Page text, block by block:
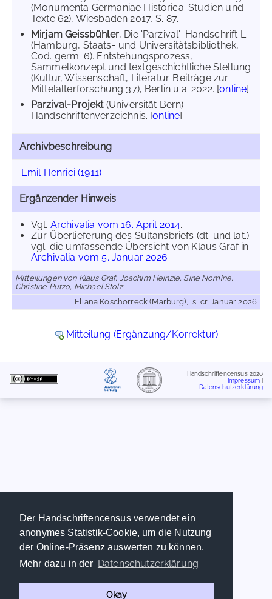
Der Handschriftencensus verwendet ein
anonymes Statistik-Cookie, um die Nutzung
der Online-Präsenz auswerten zu können.
Mehr dazu in der Datenschutzerklärung
Okay
(Monumenta Germaniae Historica. Studien und
Texte 62), Wiesbaden 2017, S. 87.
Mirjam Geissbühler, Die 'Parzival'-Handschrift L
(Hamburg, Staats- und Universitätsbibliothek,
Cod. germ. 6). Entstehungsprozess,
Sammelkonzept und textgeschichtliche Stellung
(Kultur, Wissenschaft, Literatur. Beiträge zur
Mittelalterforschung 37), Berlin u.a. 2022. [online]
Parzival-Projekt(Universität Bern).
Handschriftenverzeichnis. [online]
Archivbeschreibung
Emil Henrici (1911)
Ergänzender Hinweis
Vgl. Archivalia vom 16. April 2014.
Zur Überlieferung des Sultansbriefs (dt. und lat.)
vgl. die umfassende Übersicht von Klaus Graf in
Archivalia vom 5. Januar 2026.
Mitteilungen von Klaus Graf, Joachim Heinzle, Sine Nomine,
Christine Putzo, Michael Stolz
Eliana Koschorreck (Marburg), ls, cr, Januar 2026
Mitteilung (Ergänzung/Korrektur)
Handschriftencensus 2026
Impressum
Datenschutzerklärung